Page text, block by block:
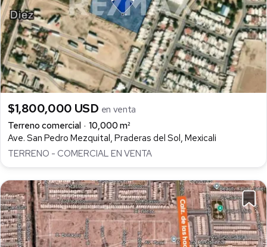
$1,800,000 USD en venta
Terreno comercial
10,000 m²
Ave. San Pedro Mezquital, Praderas del Sol, Mexicali
TERRENO - COMERCIAL EN VENTA